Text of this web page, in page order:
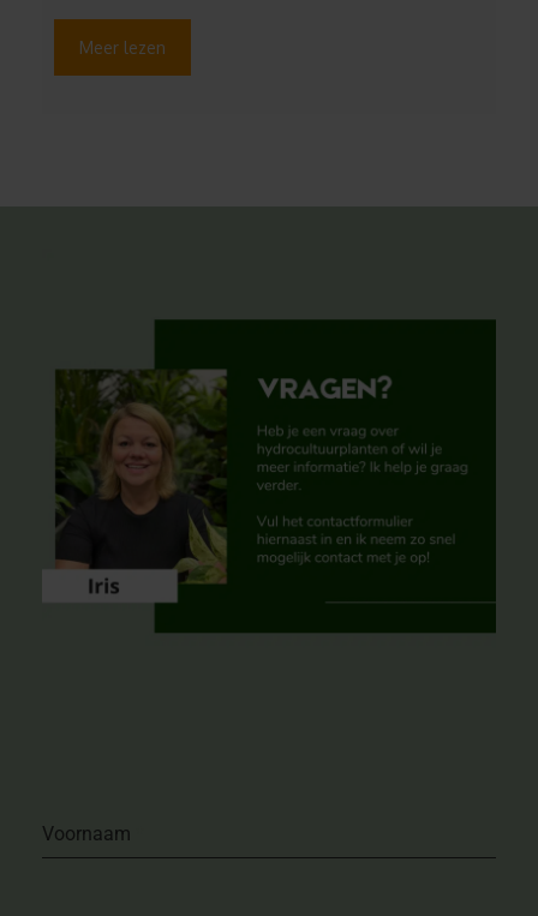
Meer lezen
Voornaam